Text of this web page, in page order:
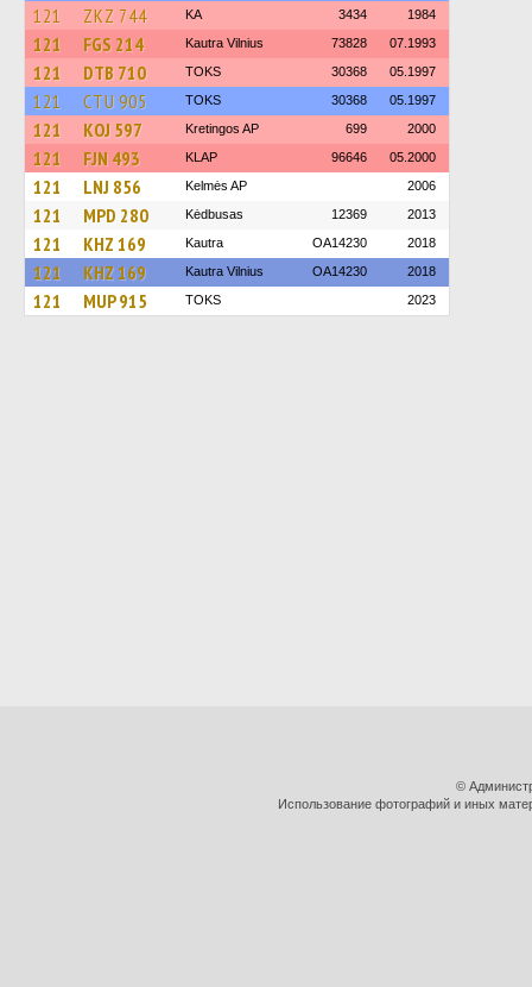
121 ZKZ 744 KA 3434 1984
121 FGS 214 Kautra Vilnius 73828 07.1993
121 DTB 710 TOKS 30368 05.1997
121 CTU 905 TOKS 30368 05.1997
121 KOJ 597 Kretingos AP 699 2000
121 FJN 493 KLAP 96646 05.2000
121 LNJ 856 Kelmės AP 2006
121 MPD 280 Kėdbusas 12369 2013
121 KHZ 169 Kautra OA14230 2018
121 KHZ 169 Kautra Vilnius OA14230 2018
121 MUP 915 TOKS 2023
©
Использование фотографий и иных